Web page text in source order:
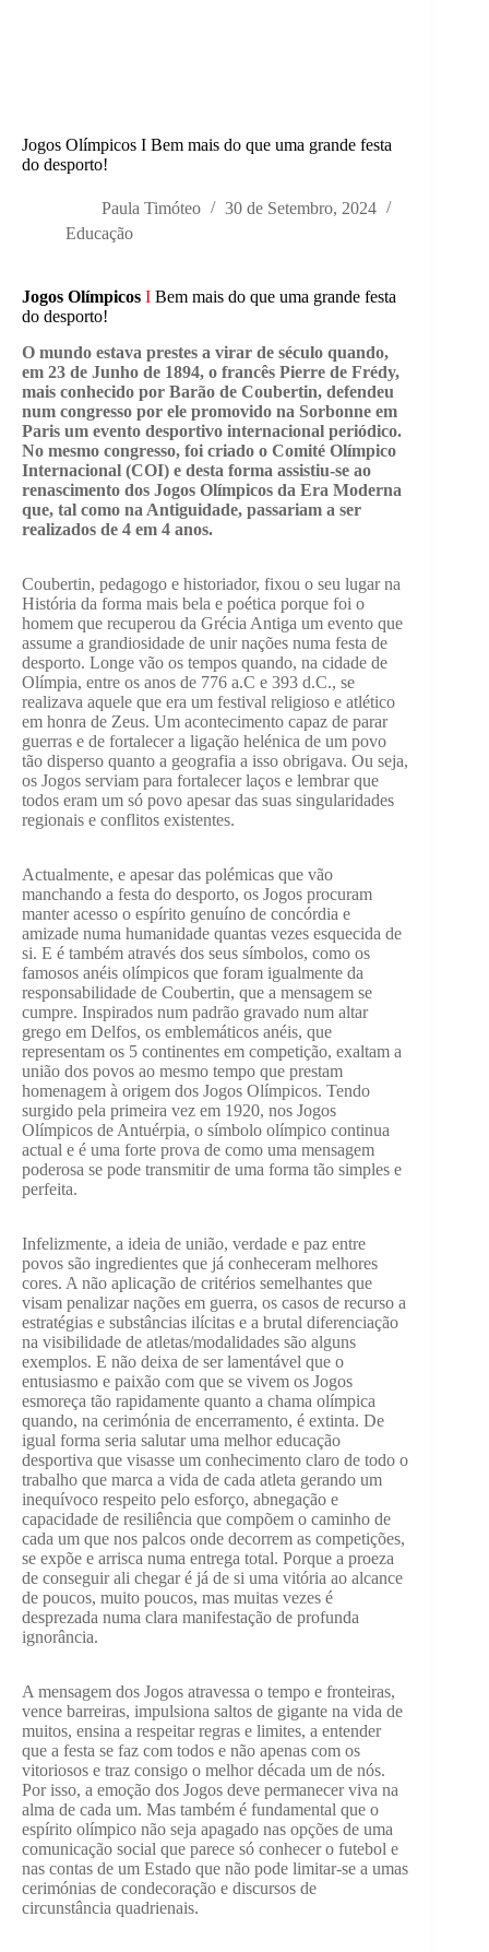
Jogos Olímpicos I Bem mais do que uma grande festa
do desporto!
Paula Timóteo
30 de Setembro, 2024
Educação
Jogos Olímpicos I Bem mais do que uma grande festa
do desporto!
O mundo estava prestes a virar de século quando,
em 23 de Junho de 1894, o francês Pierre de Frédy,
mais conhecido por Barão de Coubertin, defendeu
num congresso por ele promovido na Sorbonne em
Paris um evento desportivo internacional periódico.
No mesmo congresso, foi criado o Comité Olímpico
Internacional (COI) e desta forma assistiu-se ao
renascimento dos Jogos Olímpicos da Era Moderna
que, tal como na Antiguidade, passariam a ser
realizados de 4 em 4 anos.
Coubertin, pedagogo e historiador, fixou o seu lugar na
História da forma mais bela e poética porque foi o
homem que recuperou da Grécia Antiga um evento que
assume a grandiosidade de unir nações numa festa de
desporto. Longe vão os tempos quando, na cidade de
Olímpia, entre os anos de 776 a.C e 393 d.C., se
realizava aquele que era um festival religioso e atlético
em honra de Zeus. Um acontecimento capaz de parar
guerras e de fortalecer a ligação helénica de um povo
tão disperso quanto a geografia a isso obrigava. Ou seja,
os Jogos serviam para fortalecer laços e lembrar que
todos eram um só povo apesar das suas singularidades
regionais e conflitos existentes.
Actualmente, e apesar das polémicas que vão
manchando a festa do desporto, os Jogos procuram
manter acesso o espírito genuíno de concórdia e
amizade numa humanidade quantas vezes esquecida de
si. E é também através dos seus símbolos, como os
famosos anéis olímpicos que foram igualmente da
responsabilidade de Coubertin, que a mensagem se
cumpre. Inspirados num padrão gravado num altar
grego em Delfos, os emblemáticos anéis, que
representam os 5 continentes em competição, exaltam a
união dos povos ao mesmo tempo que prestam
homenagem à origem dos Jogos Olímpicos. Tendo
surgido pela primeira vez em 1920, nos Jogos
Olímpicos de Antuérpia, o símbolo olímpico continua
actual e é uma forte prova de como uma mensagem
poderosa se pode transmitir de uma forma tão simples e
perfeita.
Infelizmente, a ideia de união, verdade e paz entre
povos são ingredientes que já conheceram melhores
cores. A não aplicação de critérios semelhantes que
visam penalizar nações em guerra, os casos de recurso a
estratégias e substâncias ilícitas e a brutal diferenciação
na visibilidade de atletas/modalidades são alguns
exemplos. E não deixa de ser lamentável que o
entusiasmo e paixão com que se vivem os Jogos
esmoreça tão rapidamente quanto a chama olímpica
quando, na cerimónia de encerramento, é extinta. De
igual forma seria salutar uma melhor educação
desportiva que visasse um conhecimento claro de todo o
trabalho que marca a vida de cada atleta gerando um
inequívoco respeito pelo esforço, abnegação e
capacidade de resiliência que compõem o caminho de
cada um que nos palcos onde decorrem as competições,
se expõe e arrisca numa entrega total. Porque a proeza
de conseguir ali chegar é já de si uma vitória ao alcance
de poucos, muito poucos, mas muitas vezes é
desprezada numa clara manifestação de profunda
ignorância.
A mensagem dos Jogos atravessa o tempo e fronteiras,
vence barreiras, impulsiona saltos de gigante na vida de
muitos, ensina a respeitar regras e limites, a entender
que a festa se faz com todos e não apenas com os
vitoriosos e traz consigo o melhor década um de nós.
Por isso, a emoção dos Jogos deve permanecer viva na
alma de cada um. Mas também é fundamental que o
espírito olímpico não seja apagado nas opções de uma
comunicação social que parece só conhecer o futebol e
nas contas de um Estado que não pode limitar-se a umas
cerimónias de condecoração e discursos de
circunstância quadrienais.